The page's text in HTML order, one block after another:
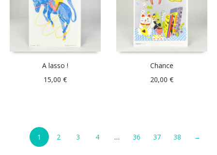
A lasso !
15,00 €
Chance
20,00€
1 2 3 4 … 36 37 38 →